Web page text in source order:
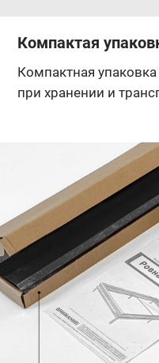
Компактая
Компактная
при хранении и